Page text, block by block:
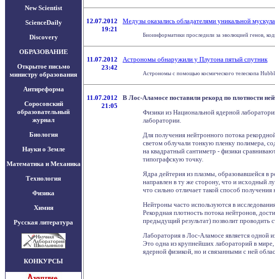
New Scientist
ScienceDaily
Discovery
ОБРАЗОВАНИЕ
Открытое письмо
министру образования
Антиреформа
Соросовский
образовательный
журнал
Биология
Науки о Земле
Математика и Механика
Технология
Физика
Химия
Русская литература
КОНКУРСЫ
12.07.2012
19:21
Медузы оказались обладателями уникальной
Биоинформатики проследили за эволюцией генов,
11.07.2012
23:42
Астрономы обнаружили у Плутона пятый спутник
Астрономы с помощью космического телескопа
11.07.2012
21:05
В Лос-Аламосе поставили рекорд по плотности
Физики из Национальной ядерной
лаборатории.
Для получения нейтронного потока
светом облучали тонкую пленку полимера,
на квадратный сантиметр - физики
типографскую точку.
Ядра дейтерия из плазмы, образовавшейся в
направлен в ту же сторону, что и исходный
что сильно отличает такой способ
Нейтроны часто используются в
Рекордная плотность потока нейтронов,
предыдущий результат) позволит проводить
Лаборатория в Лос-Аламосе является одной
Это одна из крупнейших лабораторий в мире,
ядерной физикой, но и связанными с ней